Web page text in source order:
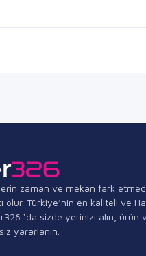
zaman ve mekan fark
olur. Türkiye’nin en kaliteli ve
‘da sizde yerinizi alın, ürün
yararlanın.